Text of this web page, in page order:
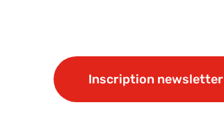
Inscription newsletter